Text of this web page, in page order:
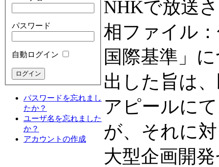
パスワード
自動ログイン
パスワードを忘れまし
たか？
ユーザ名を忘れました
か？
アカウントの作成
NHKで放送
相ファイル
国際基準」
出した旨は
アピールに
が、それに
大型企画開